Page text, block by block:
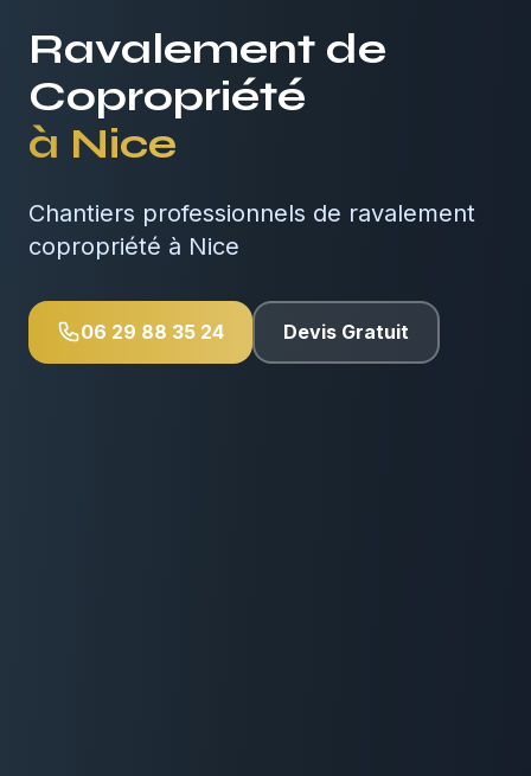
Ravalement de
Copropriété
à Nice
Chantiers professionnels de ravalement
copropriété à Nice
06 29 88 35 24 Devis Gratuit